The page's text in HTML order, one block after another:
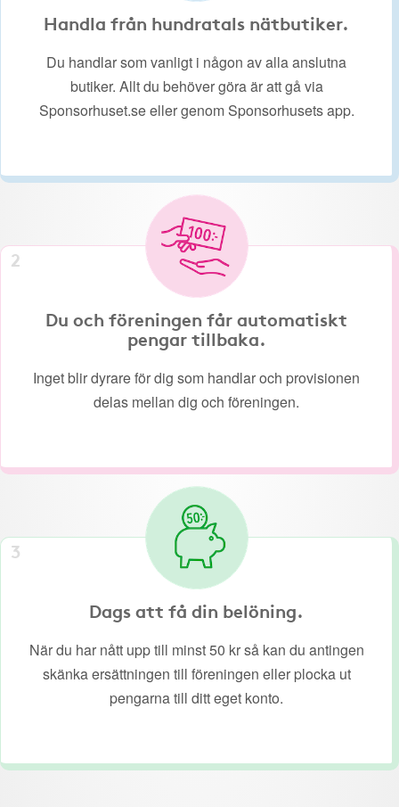
Handla från hundratals nätbutiker.
Du handlar som vanligt i någon av alla anslutna
butiker. Allt du behöver göra är att gå via
Sponsorhuset.se eller genom Sponsorhusets app.
2
Du och föreningen får automatiskt
pengar tillbaka.
Inget blir dyrare för dig som handlar och provisionen
delas mellan dig och föreningen.
3
Dags att få din belöning.
När du har nått upp till minst 50 kr så kan du antingen
skänka ersättningen till föreningen eller plocka ut
pengarna till ditt eget konto.